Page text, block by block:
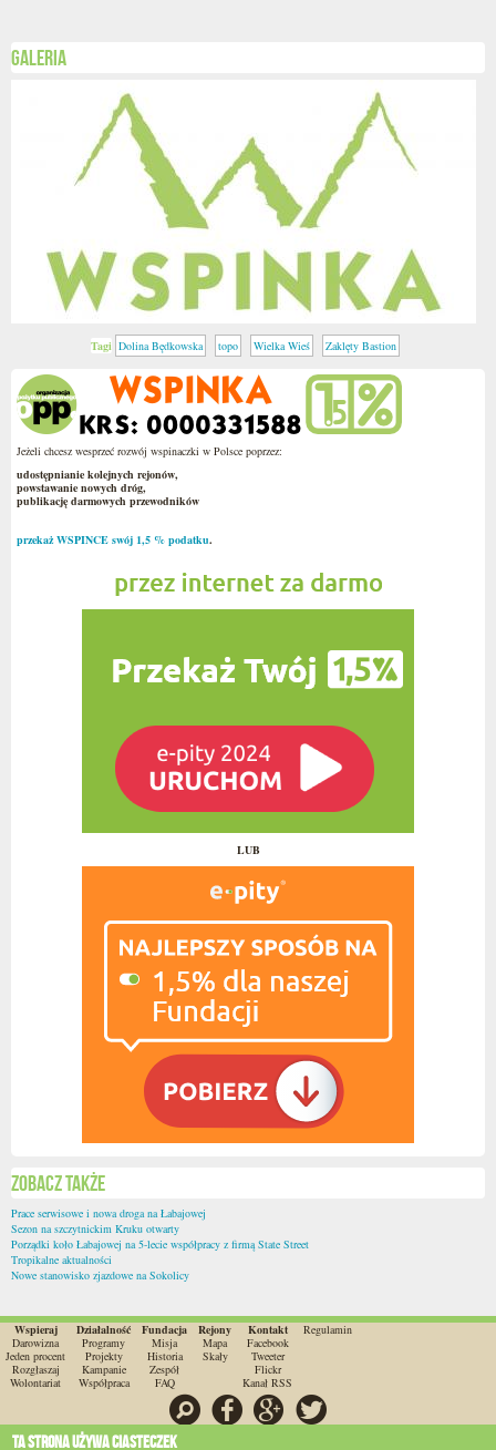
Ta strona używa ciasteczek
Galeria
Tagi Dolina Będkowska topo Wielka Wieś Zaklęty Bastion
Jeżeli chcesz wesprzeć rozwój wspinaczki w Polsce poprzez:
udostępnianie kolejnych rejonów,
powstawanie nowych dróg,
publikację darmowych przewodników
przekaż WSPINCE swój 1,5 % podatku.
LUB
Zobacz także
Prace serwisowe i nowa droga na Łabajowej
Sezon na szczytnickim Kruku otwarty
Porządki koło Łabajowej na 5-lecie współpracy z firmą State Street
Tropikalne aktualności
Nowe stanowisko zjazdowe na Sokolicy
Wspieraj
Darowizna
Jeden procent
Rozgłaszaj
Wolontariat
Działalność
Programy
Projekty
Kampanie
Współpraca
Fundacja
Misja
Historia
Zespół
FAQ
Rejony
Mapa
Skały
Kontakt
Facebook
Tweeter
Flickr
Kanał RSS
Regulamin
Szukaj Facebook Google